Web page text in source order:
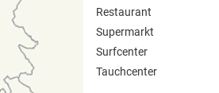
Restaurant
Supermarkt
Surfcenter
Tauchcenter